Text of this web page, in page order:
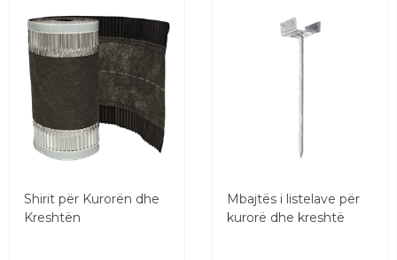
Shirit për Kurorën dhe
Kreshtën
Mbajtës i listelave për
kurorë dhe kreshtë